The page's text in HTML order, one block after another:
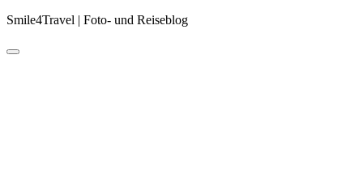
Smile4Travel | Foto- und Reiseblog